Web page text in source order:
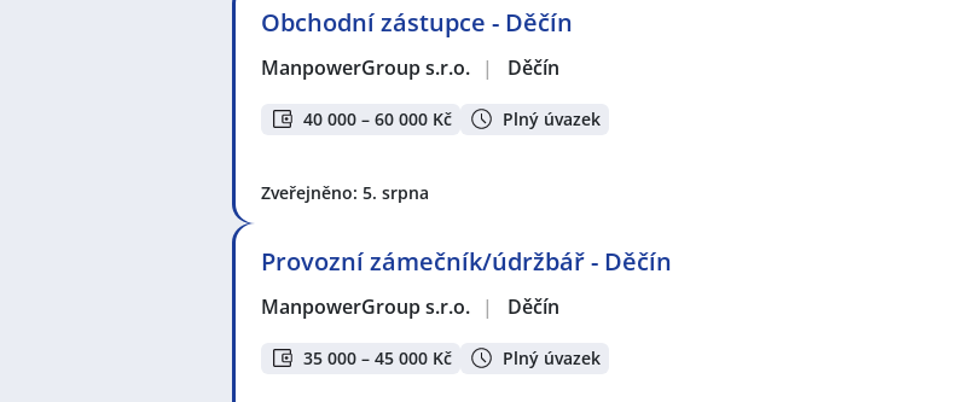
Obchodní zástupce - Děčín
ManpowerGroup s.r.o. | Děčín
40 000 – 60 000 Kč Plný úvazek
Zveřejněno: 5. srpna
Provozní zámečník/údržbář - Děčín
ManpowerGroup s.r.o. | Děčín
35 000 – 45 000 Kč Plný úvazek